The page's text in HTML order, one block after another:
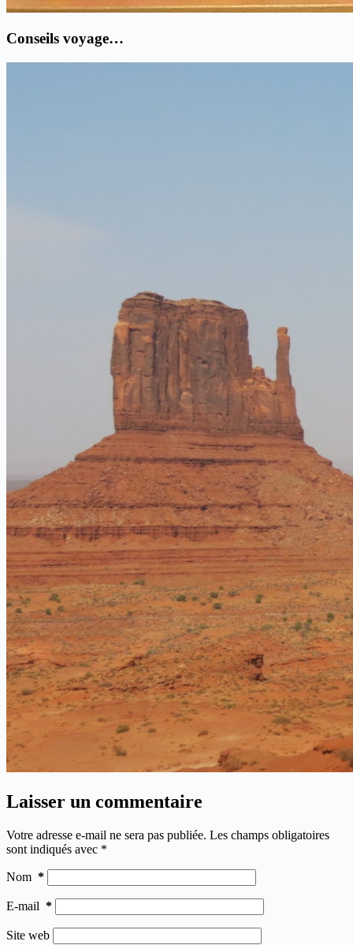
Conseils voyage…
Laisser un commentaire
Votre adresse e-mail ne sera pas publiée. Les champs obligatoires
sont indiqués avec *
Nom *
E-mail *
Site web